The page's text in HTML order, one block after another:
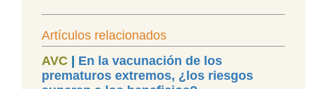
Artículos relacionados
AVC | En la vacunación de los
prematuros extremos, ¿los riesgos